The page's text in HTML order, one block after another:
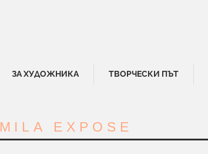
ЗА ХУДОЖНИКА ТВОРЧЕСКИ ПЪТ
MILA EXPOSE